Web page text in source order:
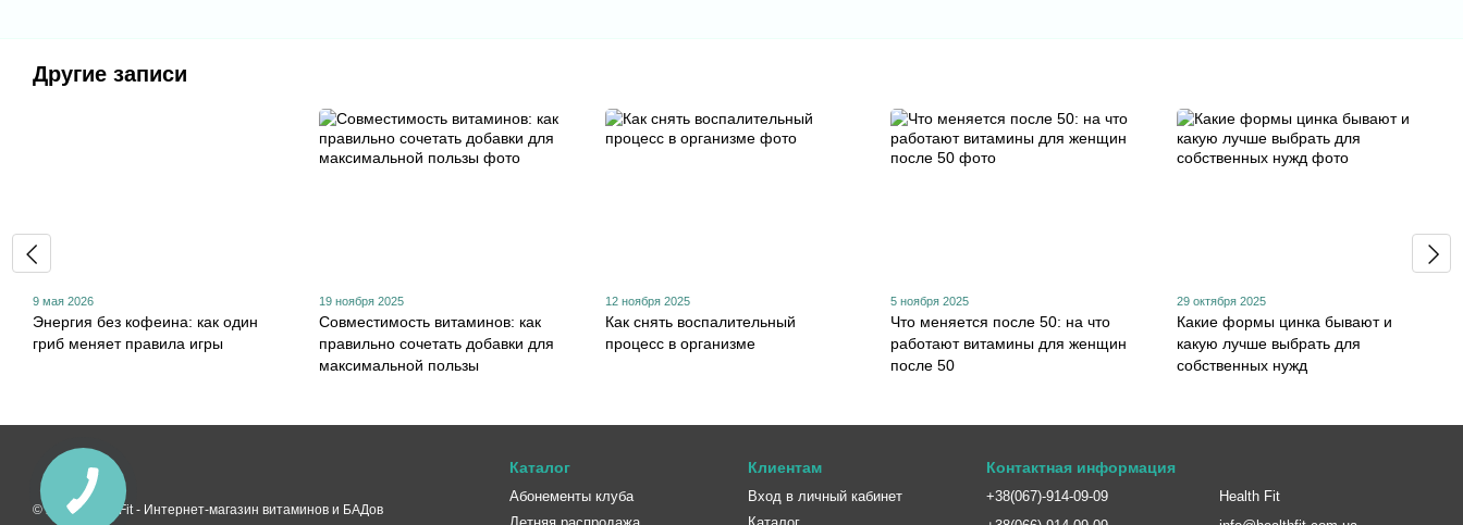
Другие записи
9 мая 2026
Энергия без кофеина: как один
гриб меняет правила игры
19 ноября 2025
Совместимость витаминов: как
правильно сочетать добавки для
максимальной пользы
12 ноября 2025
Как снять воспалительный
процесс в организме
5 ноября 2025
Что меняется после 50: на что
работают витамины для женщин
после 50
29 октября 2025
Какие формы цинка бывают и
какую лучше выбрать для
собственных нужд
© 2026 HealthFit - Интернет-магазин витаминов и БАДов
Каталог
Абонементы клуба
Клиентам
Вход в личный кабинет
Контактная информация
+38(067)-914-09-09
Health Fit